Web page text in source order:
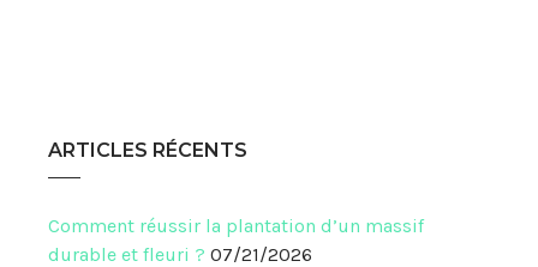
ARTICLES RÉCENTS
Comment réussir la plantation d’un massif
durable et fleuri ? 07/21/2026